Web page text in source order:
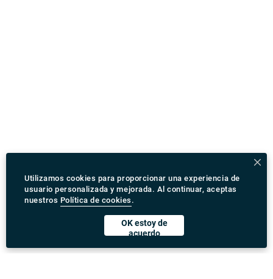
Utilizamos cookies para proporcionar una experiencia de
usuario personalizada y mejorada. Al continuar, aceptas
nuestros Política de cookies .
OK estoy de
acuerdo